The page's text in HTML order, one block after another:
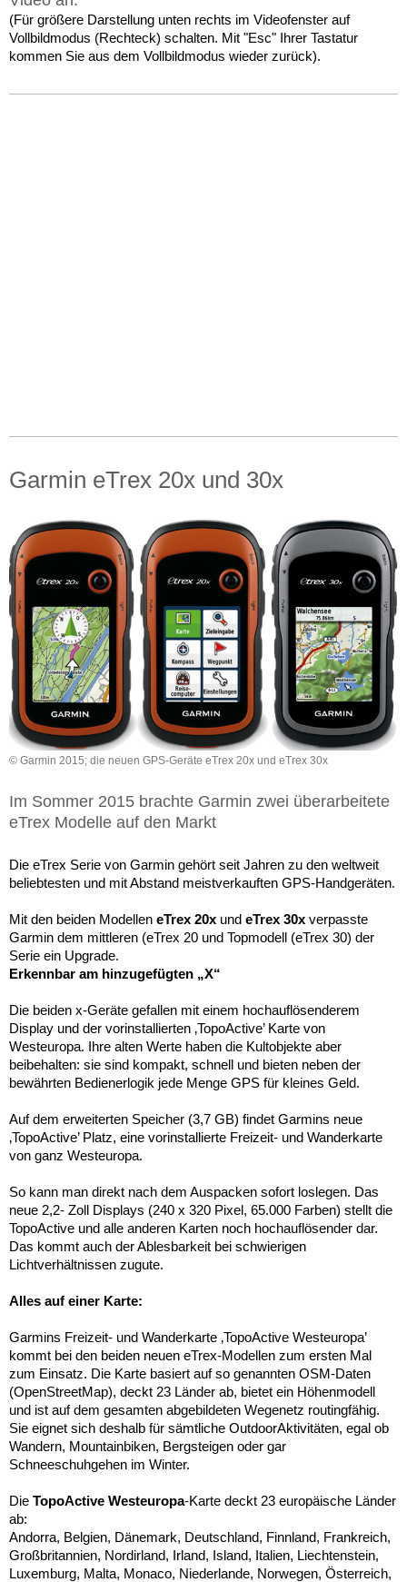
(Für größere Darstellung unten rechts im Videofenster auf
Vollbildmodus (Rechteck) schalten. Mit "Esc" Ihrer Tastatur
kommen Sie aus dem Vollbildmodus wieder zurück).
Garmin eTrex 20x und 30x
© Garmin 2015; die neuen GPS-Geräte eTrex 20x und eTrex 30x
Im Sommer 2015 brachte Garmin zwei überarbeitete
eTrex Modelle auf den Markt
Die eTrex Serie von Garmin gehört seit Jahren zu den weltweit
beliebtesten und mit Abstand meistverkauften GPS-Handgeräten.
Mit den beiden Modellen eTrex 20x und eTrex 30x verpasste
Garmin dem mittleren (eTrex 20 und Topmodell (eTrex 30) der
Serie ein Upgrade.
Erkennbar am hinzugefügten „X“
Die beiden x-Geräte gefallen mit einem hochauflösenderem
Display und der vorinstallierten ‚TopoActive’ Karte von
Westeuropa. Ihre alten Werte haben die Kultobjekte aber
beibehalten: sie sind kompakt, schnell und bieten neben der
bewährten Bedienerlogik jede Menge GPS für kleines Geld.
Auf dem erweiterten Speicher (3,7 GB) findet Garmins neue
‚TopoActive’ Platz, eine vorinstallierte Freizeit- und Wanderkarte
von ganz Westeuropa.
So kann man direkt nach dem Auspacken sofort loslegen. Das
neue 2,2- Zoll Displays (240 x 320 Pixel, 65.000 Farben) stellt die
TopoActive und alle anderen Karten noch hochauflösender dar.
Das kommt auch der Ablesbarkeit bei schwierigen
Lichtverhältnissen zugute.
Alles auf einer Karte:
Garmins Freizeit- und Wanderkarte ‚TopoActive Westeuropa’
kommt bei den beiden neuen eTrex-Modellen zum ersten Mal
zum Einsatz. Die Karte basiert auf so genannten OSM-Daten
(OpenStreetMap), deckt 23 Länder ab, bietet ein Höhenmodell
und ist auf dem gesamten abgebildeten Wegenetz routingfähig.
Sie eignet sich deshalb für sämtliche OutdoorAktivitäten, egal ob
Wandern, Mountainbiken, Bergsteigen oder gar
Schneeschuhgehen im Winter.
Die TopoActive Westeuropa-Karte deckt 23 europäische Länder
ab:
Andorra, Belgien, Dänemark, Deutschland, Finnland, Frankreich,
Großbritannien, Nordirland, Irland, Island, Italien, Liechtenstein,
Luxemburg, Malta, Monaco, Niederlande, Norwegen, Österreich,